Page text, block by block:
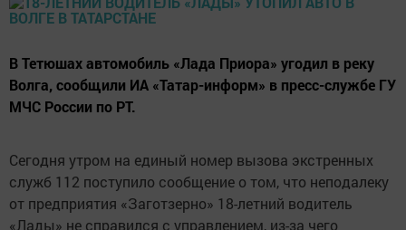
В Тетюшах автомобиль «Лада Приора» угодил в реку
Волга, сообщили ИА «Татар-информ» в пресс-службе ГУ
МЧС России по РТ.
Сегодня утром на единый номер вызова экстренных
служб 112 поступило сообщение о том, что неподалеку
от предприятия «Заготзерно» 18-летний водитель
«Лады» не справился с управлением, из-за чего